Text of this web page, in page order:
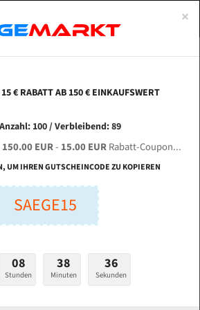
200 L Bi-Metal M42 HSS
Bandsägeblatt
Länge (mm):
Stärken + Zahnteilung:
mm
×
€ RABATT AB 150 € EINKAUFSWERT
100 / Verbleibend: 89
150.00 EUR- 15.00 EURRabatt-Coupon...
UM IHREN GUTSCHEINCODE ZU KOPIEREN
SAEGE15
08
Stunden
38
Minuten
35
Sekunden